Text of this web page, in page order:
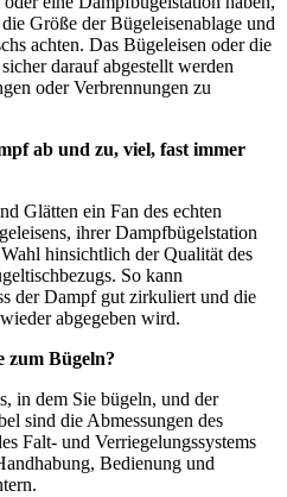
Größe der Bügeleisenablage und
achten. Das Bügeleisen oder die
darauf abgestellt werden
oder Verbrennungen zu
ab und zu, viel, fast immer
Glätten ein Fan des echten
ihrer Dampfbügelstation
hinsichtlich der Qualität des
So kann
der Dampf gut zirkuliert und die
abgegeben wird.
zum Bügeln?
in dem Sie bügeln, und der
sind die Abmessungen des
Falt- und Verriegelungssystems
Bedienung und